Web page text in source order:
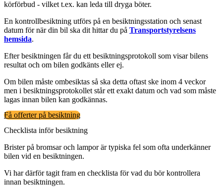
körförbud - vilket t.ex. kan leda till dryga böter.
En kontrollbesiktning utförs på en besiktningsstation och senast
datum för när din bil ska dit hittar du på Transportstyrelsens
hemsida.
Efter besiktningen får du ett besiktningsprotokoll som visar bilens
resultat och om bilen godkänts eller ej.
Om bilen måste ombesiktas så ska detta oftast ske inom 4 veckor
men i besiktningsprotokollet står ett exakt datum och vad som måste
lagas innan bilen kan godkännas.
Få offerter på besiktning
Checklista inför besiktning
Brister på bromsar och lampor är typiska fel som ofta underkänner
bilen vid en besiktningen.
Vi har därför tagit fram en checklista för vad du bör kontrollera
innan besiktningen.